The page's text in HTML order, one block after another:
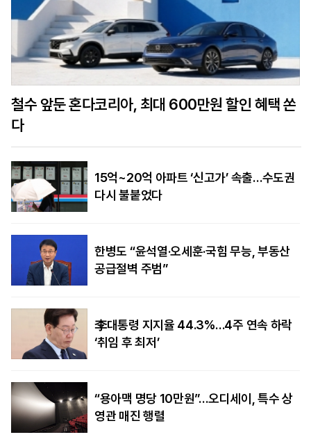
철수 앞둔 혼다코리아, 최대 600만원 할인 혜택 쏜
다
15억~20억 아파트 ‘신고가’ 속출…수도권
다시 불붙었다
한병도 “윤석열·오세훈·국힘 무능, 부동산
공급절벽 주범”
李대통령 지지율 44.3%…4주 연속 하락
‘취임 후 최저’
“용아맥 명당 10만원”…오디세이, 특수 상
영관 매진 행렬